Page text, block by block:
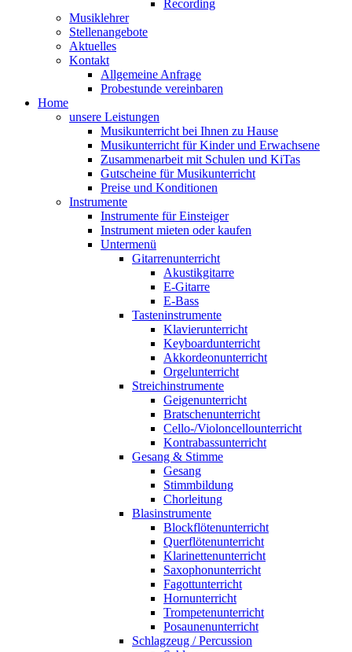
Recording
Musiklehrer
Stellenangebote
Aktuelles
Kontakt
Allgemeine Anfrage
Probestunde vereinbaren
Home
unsere Leistungen
Musikunterricht bei Ihnen zu Hause
Musikunterricht für Kinder und Erwachsene
Zusammenarbeit mit Schulen und KiTas
Gutscheine für Musikunterricht
Preise und Konditionen
Instrumente
Instrumente für Einsteiger
Instrument mieten oder kaufen
Untermenü
Gitarrenunterricht
Akustikgitarre
E-Gitarre
E-Bass
Tasteninstrumente
Klavierunterricht
Keyboardunterricht
Akkordeonunterricht
Orgelunterricht
Streichinstrumente
Geigenunterricht
Bratschenunterricht
Cello-/Violoncellounterricht
Kontrabassunterricht
Gesang & Stimme
Gesang
Stimmbildung
Chorleitung
Blasinstrumente
Blockflötenunterricht
Querflötenunterricht
Klarinettenunterricht
Saxophonunterricht
Fagottunterricht
Hornunterricht
Trompetenunterricht
Posaunenunterricht
Schlagzeug / Percussion